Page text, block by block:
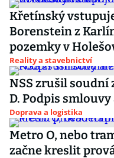
Křetínský
Borenstein z
pozemky v
Reality a stavebnictví
NSS zrušil soudní
D. Podpis
Doprava a logistika
Metro O, nebo
začne kreslit